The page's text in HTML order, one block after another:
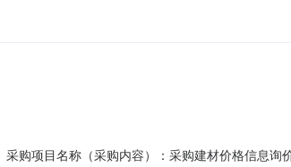
购项目名称（采购内容）：采购建材价格信息询